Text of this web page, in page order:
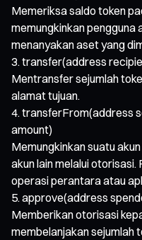
Memeriksa saldo token
memungkinkan pengguna
menanyakan aset yang
transfer(address
Mentransfer sejumlah
alamat tujuan.
transferFrom(address
amount)
Memungkinkan suatu
akun lain melalui otorisasi.
operasi perantara atau
approve(address
Memberikan otorisasi
membelanjakan sejumlah